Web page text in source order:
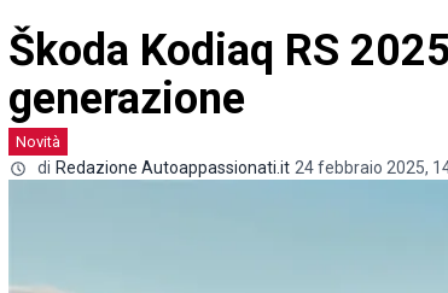
Škoda Kodiaq RS
generazione
Novità
di Redazione Autoappassionati.it 24 febbraio 2025,